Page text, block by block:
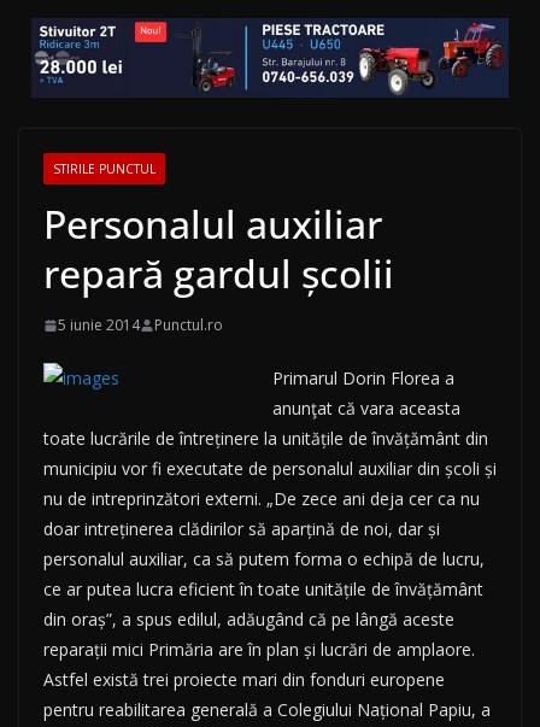
STIRILE PUNCTUL
Personalul auxiliar
repară gardul şcolii
5 iunie 2014 Punctul.ro
Primarul Dorin Florea a
anunţat că vara aceasta
toate lucrările deîntreţinere la unităţile de învăţământ din
municipiu vor fi executate de personalul auxiliar din şcoli şi
nu de intreprinzători externi. „De zece ani deja cer ca nu
doar intreţinerea clădirilor să aparţină de noi, dar şi
personalul auxiliar, ca să putem forma o echipă de lucru,
ce ar putea lucra eficient în toate unităţile de învăţământ
din oraş”, a spus edilul, adăugând că pe lângă aceste
reparaţii mici Primăria are în plan şi lucrări de amplaore.
Astfel există trei proiecte mari din fonduri europene
pentru reabilitarea generală a Colegiului Naţional Papiu, a